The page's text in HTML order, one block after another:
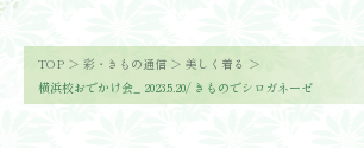
TOP 彩・きもの通信
美しく着る
横浜校おでかけ会_ 2023.5.20/ きものでシロガネーゼ